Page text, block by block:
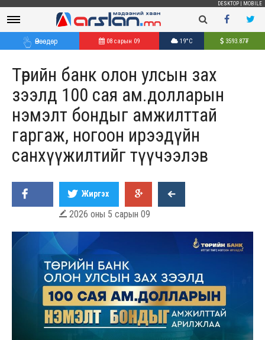
DESKTOP MOBILE
Өнөөдөр 08 сарын 09 19°C 3593.87₮
Төрийн банк олон улсын зах
зээлд 100 сая ам.долларын
нэмэлт бондыг амжилттай
гаргаж, ногоон ирээдүйн
санхүүжилтийг түүчээлэв
Жиргэх
 2026 оны 5 сарын 09